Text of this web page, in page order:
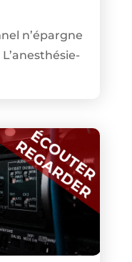
n’épargne